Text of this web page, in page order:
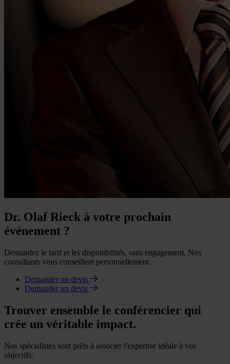
Dr. Olaf Rieck à votre prochain
événement ?
Demandez le tarif et les disponibilités, sans engagement. Nos
consultants vous conseillent personnellement.
Demander un devis
Demander un devis
Trouver ensemble le conférencier qui
crée un véritable impact.
Nos spécialistes sont prêts à associer l'expertise idéale à vos
objectifs.